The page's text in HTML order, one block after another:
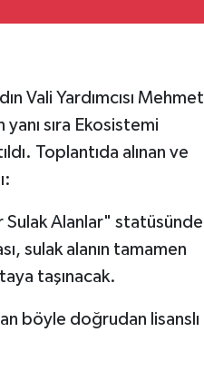
Vali Yardımcısı Mehmet
sıra Ekosistemi
Toplantıda alınan ve
Sulak Alanlar" statüsünde
sulak alanın tamamen
taşınacak.
böyle doğrudan lisanslı